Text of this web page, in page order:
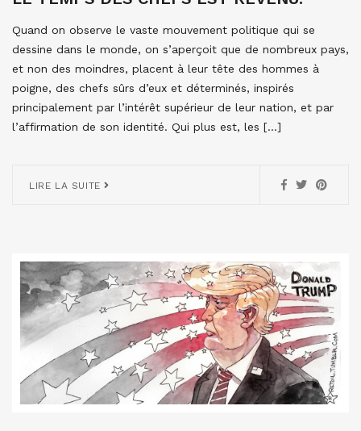
Quand on observe le vaste mouvement politique qui se
dessine dans le monde, on s’aperçoit que de nombreux pays,
et non des moindres, placent à leur tête des hommes à
poigne, des chefs sûrs d’eux et déterminés, inspirés
principalement par l’intérêt supérieur de leur nation, et par
l’affirmation de son identité. Qui plus est, les […]
LIRE LA SUITE